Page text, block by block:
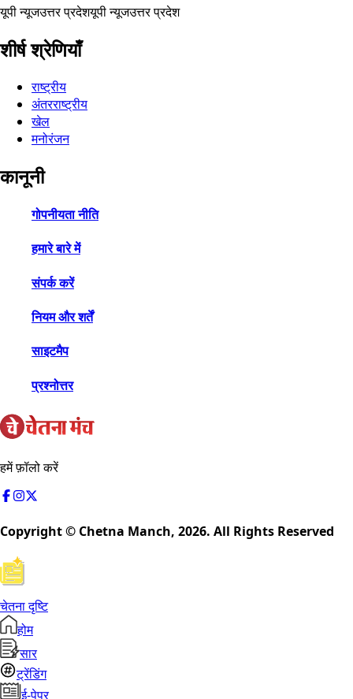
यूपी न्यूजउत्तर प्रदेशयूपी न्यूजउत्तर प्रदेश
शीर्ष श्रेणियाँ
राष्ट्रीय
अंतरराष्ट्रीय
खेल
मनोरंजन
कानूनी
गोपनीयता नीति
हमारे बारे में
संपर्क करें
नियम और शर्तें
साइटमैप
प्रश्नोत्तर
हमें फ़ॉलो करें
Copyright © Chetna Manch, 2026. All Rights Reserved
चेतना दृष्टि
होम
सार
ट्रेंडिंग
ई-पेपर